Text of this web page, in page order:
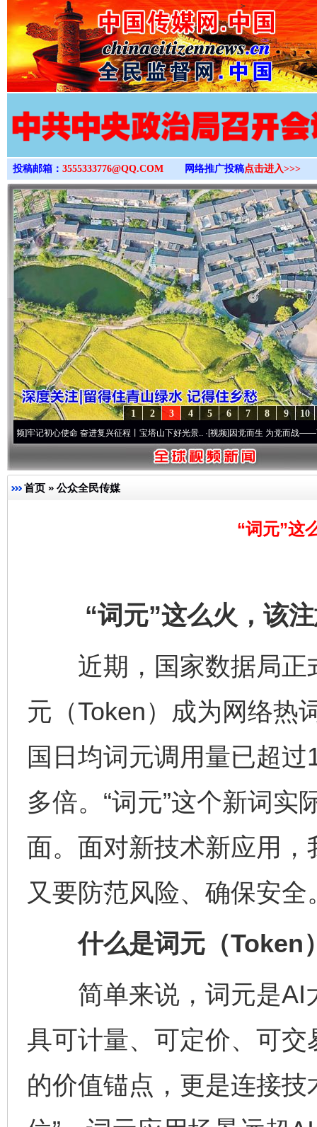
>
投稿邮箱： 3555333776@QQ.COM 网络推广投稿点击进入>>>
10
9
8
7
6
5
4
3
2
1
心使命 奋进复兴征程丨宝塔山下好光景..·[视频]因党而生 为党而战——百年“纪”事⑧
首页 » 公众全民传媒
“词元”这
“词元”这么火，该注
近期，国家数据局正
元（Token）成为网络热
国日均词元调用量已超
多倍。“词元”这个新词
面。面对新技术新应用
又要防范风险、确保安全
什么是词元（Token
简单来说，词元是AI
具可计量、可定价、可
的价值锚点，更是连接